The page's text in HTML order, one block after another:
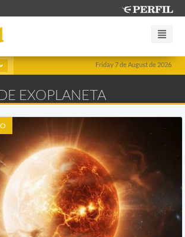
Friday 7 de August de 2026
EXOPLANETA